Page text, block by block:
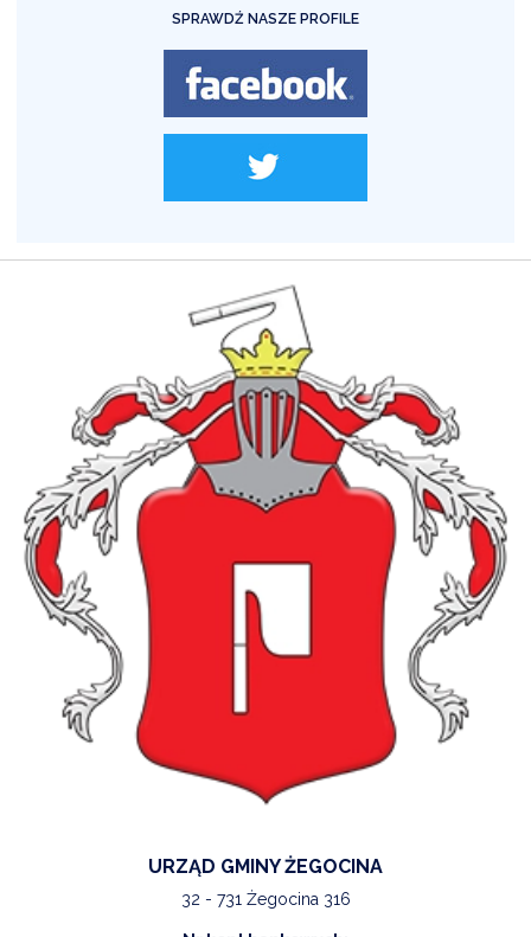
SPRAWDŹ NASZE PROFILE
URZĄD GMINY ŻEGOCINA
32 - 731 Żegocina 316